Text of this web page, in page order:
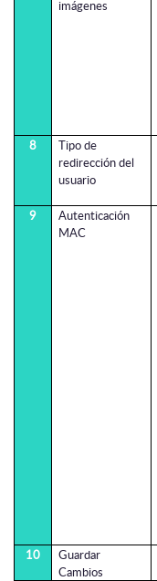
imágenes
8
Tipo de
redirección del
usuario
9
Autenticación
MAC
10
Guardar
Cambios